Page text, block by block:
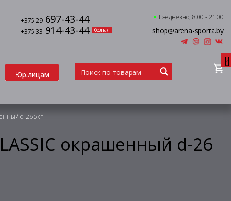
+375 29 697-43-44
+375 33 914-43-44 безнал
Ежедневно, 8.00 - 21.00
shop@arena-sporta.by
Юр.лицам
0
d-26 5кг
окрашенный d-26